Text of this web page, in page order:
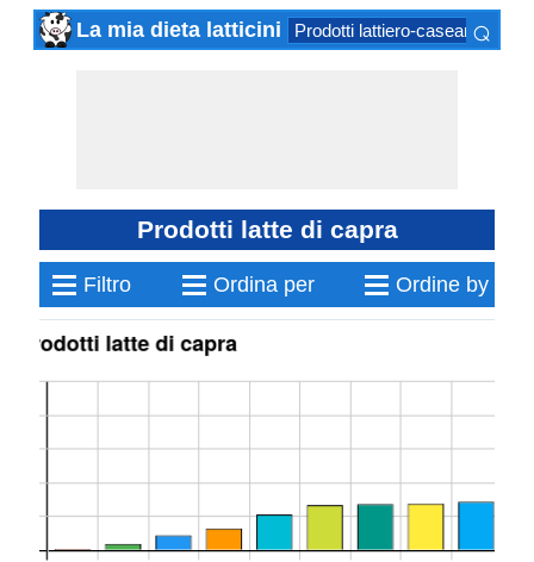
La mia dieta latticini Prodotti lattiero-caseari⌕
Prodotti latte di capra
≡ Filtro ≡ Ordine by
≡ Ordina per